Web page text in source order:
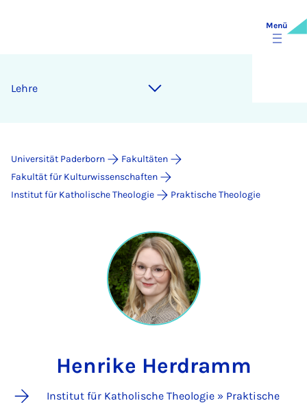
Menü
Lehre
Universität Paderborn
Fakultäten
Fakultät für Kulturwissenschaften
Institut für Katholische Theologie
Praktische Theologie
Henrike Herdramm
Institut für Katholische Theologie » Praktische